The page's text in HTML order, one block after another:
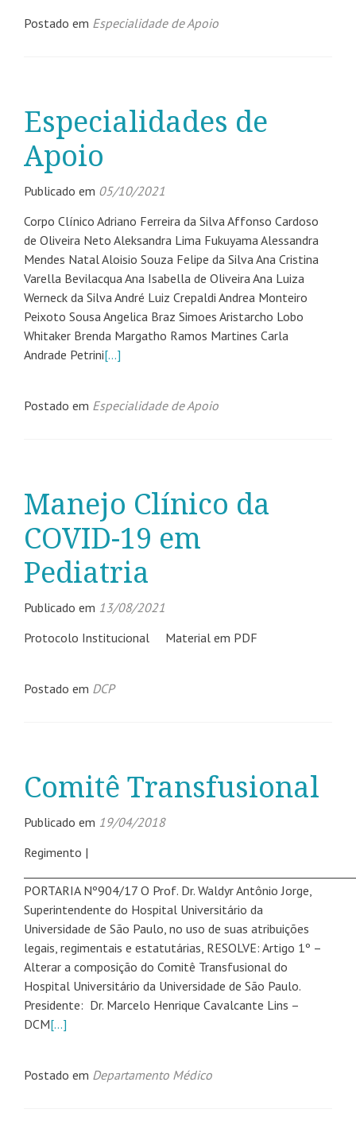
Postado em Especialidade de Apoio
Especialidades de
Apoio
Publicado em 05/10/2021
Corpo Clínico Adriano Ferreira da Silva Affonso Cardoso
de Oliveira Neto Aleksandra Lima Fukuyama Alessandra
Mendes Natal Aloisio Souza Felipe da Silva Ana Cristina
Varella Bevilacqua Ana Isabella de Oliveira Ana Luiza
Werneck da Silva André Luiz Crepaldi Andrea Monteiro
Peixoto Sousa Angelica Braz Simoes Aristarcho Lobo
Whitaker Brenda Margatho Ramos Martines Carla
Andrade Petrini[…]
Postado em Especialidade de Apoio
Manejo Clínico da
COVID-19 em
Pediatria
Publicado em 13/08/2021
Protocolo Institucional Material em PDF
Postado em DCP
Comitê Transfusional
Publicado em 19/04/2018
Regimento |
PORTARIA Nº904/17 O Prof. Dr. Waldyr Antônio Jorge,
Superintendente do Hospital Universitário da
Universidade de São Paulo, no uso de suas atribuições
legais, regimentais e estatutárias, RESOLVE: Artigo 1º –
Alterar a composição do Comitê Transfusional do
Hospital Universitário da Universidade de São Paulo.
Presidente: Dr. Marcelo Henrique Cavalcante Lins –
DCM[…]
Postado em Departamento Médico